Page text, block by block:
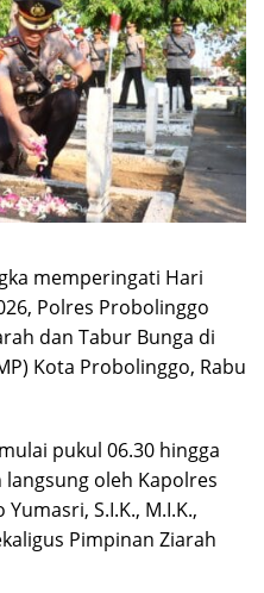
memperingati Hari
Polres Probolinggo
dan Tabur Bunga di
Kota Probolinggo, Rabu
pukul 06.30 hingga
oleh Kapolres
S.I.K., M.I.K.,
Pimpinan Ziarah